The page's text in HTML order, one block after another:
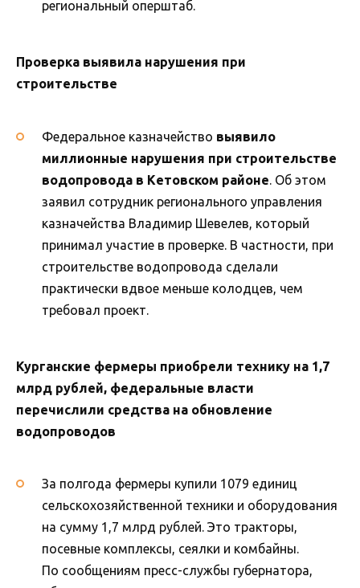
региональный оперштаб.
Проверка выявила нарушения при
строительстве
Федеральное казначейство выявило
миллионные нарушения при строительстве
водопровода в Кетовском районе. Об этом
заявил сотрудник регионального управления
казначейства Владимир Шевелев, который
принимал участие в проверке. В частности, при
строительстве водопровода сделали
практически вдвое меньше колодцев, чем
требовал проект.
Курганские фермеры приобрели технику на 1,7
млрд рублей, федеральные власти
перечислили средства на обновление
водопроводов
За полгода фермеры купили 1079 единиц
сельскохозяйственной техники и оборудования
на сумму 1,7 млрд рублей. Это тракторы,
посевные комплексы, сеялки и комбайны.
По сообщениям пресс-службы губернатора,